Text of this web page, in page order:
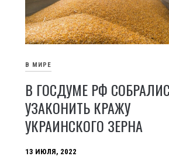
В МИРЕ
В ГОСДУМЕ РФ
УЗАКОНИТЬ КРАЖУ
УКРАИНСКОГО ЗЕРНА
13 ИЮЛЯ, 2022